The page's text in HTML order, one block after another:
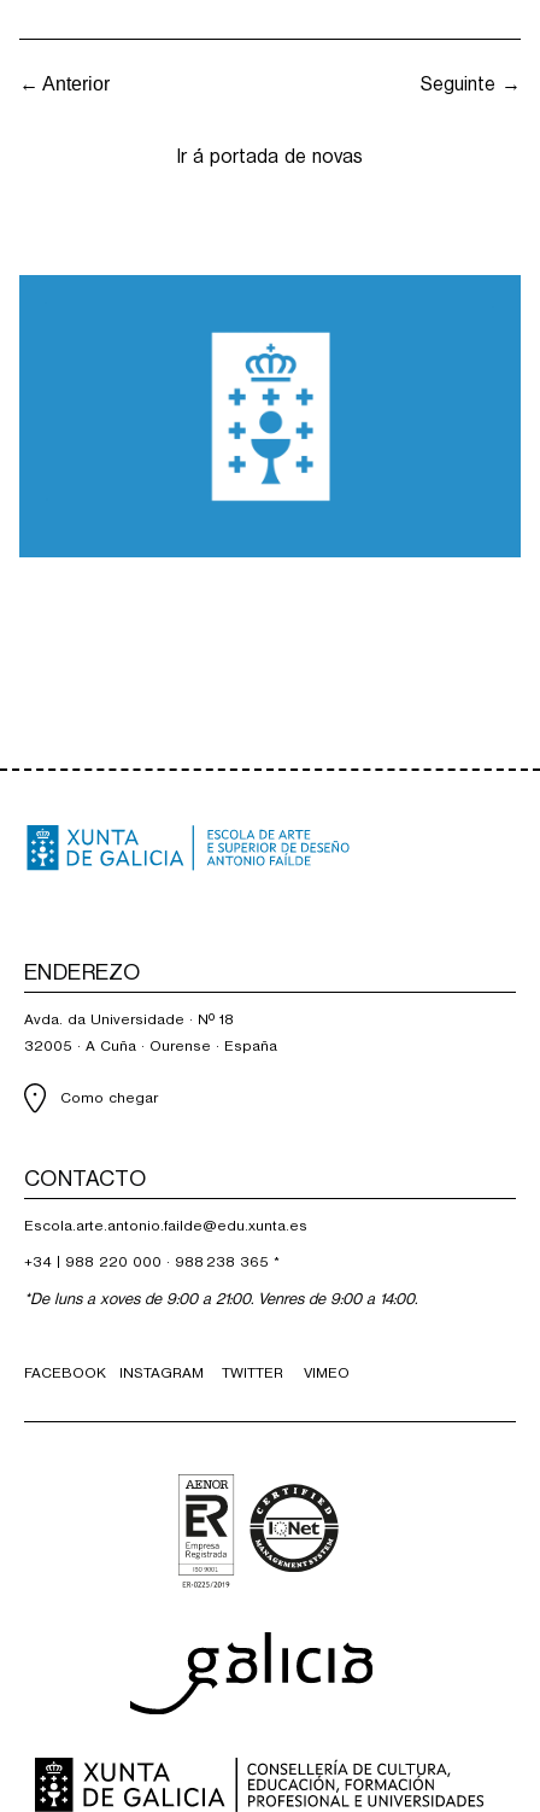
← Anterior Seguinte →
Ir á portada de novas
ENDEREZO
Avda. da Universidade · Nº 18
32005 · A Cuña · Ourense · España
Como chegar
CONTACTO
Escola.arte.antonio.failde@edu.xunta.es
+34 | 988 220 000 · 988 238 365 *
*De luns a xoves de 9:00 a 21:00. Venres de 9:00 a 14:00.
FACEBOOK INSTAGRAM TWITTER VIMEO